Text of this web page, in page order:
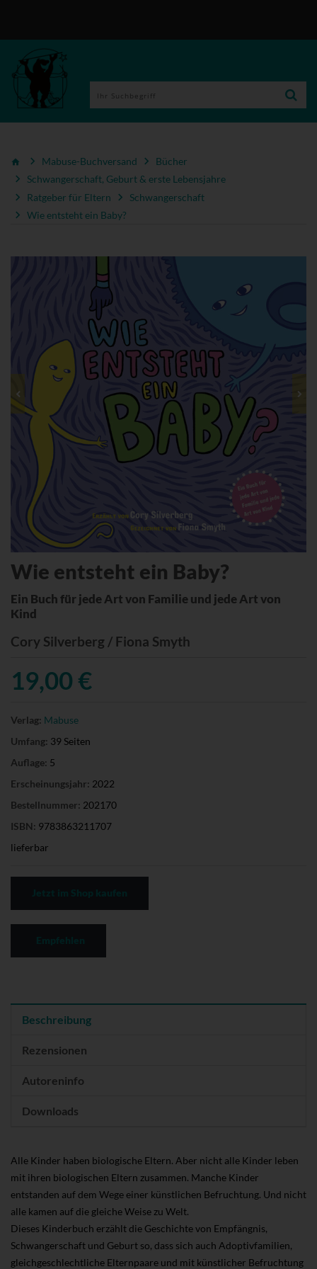
Mabuse-Buchversand
Bücher
Schwangerschaft, Geburt & erste Lebensjahre
Ratgeber für Eltern
Schwangerschaft
Wie entsteht ein Baby?
Wie entsteht ein Baby?
Ein Buch für jede Art von Familie und jede Art von
Kind
Cory Silverberg / Fiona Smyth
19,00 €
Verlag: Mabuse
Umfang: 39 Seiten
Auflage: 5
Erscheinungsjahr: 2022
Bestellnummer: 202170
ISBN: 9783863211707
lieferbar
Beschreibung
Rezensionen
Autoreninfo
Downloads
Alle Kinder haben biologische Eltern. Aber nicht alle Kinder leben
mit ihren biologischen Eltern zusammen. Manche Kinder
entstanden auf dem Wege einer künstlichen Befruchtung. Und nicht
alle kamen auf die gleiche Weise zu Welt.
Dieses Kinderbuch erzählt die Geschichte von Empfängnis,
Schwangerschaft und Geburt so, dass sich auch Adoptivfamilien,
gleichgeschlechtliche Elternpaare und mit künstlicher Befruchtung